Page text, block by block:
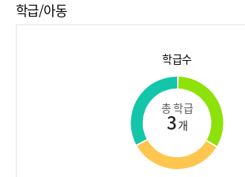
학급/아동
학급수
총 학급
3개